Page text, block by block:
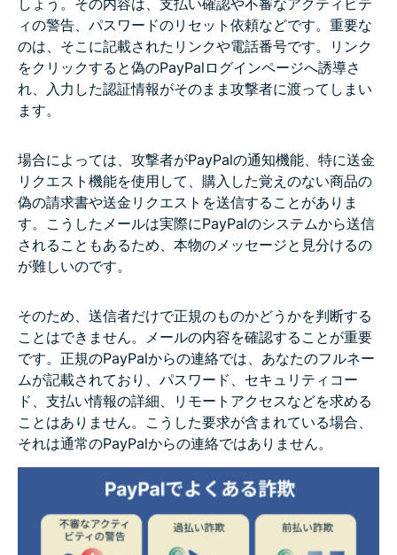
しょう。その内容は、支払い確認や不審なアクティビテ
ィの警告、パスワードのリセット依頼などです。重要な
のは、そこに記載されたリンクや電話番号です。リンク
をクリックすると偽のPayPalログインページへ誘導さ
れ、入力した認証情報がそのまま攻撃者に渡ってしまい
ます。
場合によっては、攻撃者がPayPalの通知機能、特に送金
リクエスト機能を使用して、購入した覚えのない商品の
偽の請求書や送金リクエストを送信することがありま
す。こうしたメールは実際にPayPalのシステムから送信
されることもあるため、本物のメッセージと見分けるの
が難しいのです。
そのため、送信者だけで正規のものかどうかを判断する
ことはできません。メールの内容を確認することが重要
です。正規のPayPalからの連絡では、あなたのフルネー
ムが記載されており、パスワード、セキュリティコー
ド、支払い情報の詳細、リモートアクセスなどを求める
ことはありません。こうした要求が含まれている場合、
それは通常のPayPalからの連絡ではありません。